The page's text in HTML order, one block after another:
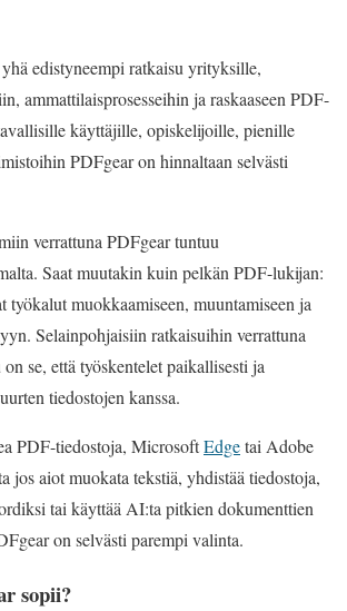
edistyneempi ratkaisu yrityksille,
ammattilaisprosesseihin ja raskaaseen PDF-
käyttäjille, opiskelijoille, pienille
PDFgear on hinnaltaan selvästi
verrattuna PDFgear tuntuu
Saat muutakin kuin pelkän PDF-lukijan:
työkalut muokkaamiseen, muuntamiseen ja
Selainpohjaisiin ratkaisuihin verrattuna
se, että työskentelet paikallisesti ja
tiedostojen kanssa.
PDF-tiedostoja, MicrosoftEdgetai Adobe
jos aiot muokata tekstiä, yhdistää tiedostoja,
tai käyttää AI:ta pitkien dokumenttien
on selvästi parempi valinta.
sopii?